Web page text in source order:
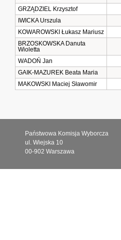
GRZĄDZIEL Krzysztof
IWICKA Urszula
KOWAROWSKI Łukasz Mariusz
BRZOSKOWSKA Danuta
Wioletta
WADOŃ Jan
GAIK-MAZUREK Beata Maria
MAKOWSKI Maciej Sławomir
Państwowa Komisja Wyborcza
ul. Wiejska 10
00-902 Warszawa